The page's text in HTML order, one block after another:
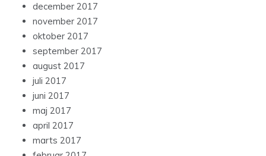
december 2017
november 2017
oktober 2017
september 2017
august 2017
juli 2017
juni 2017
maj 2017
april 2017
marts 2017